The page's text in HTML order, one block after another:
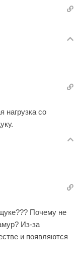
нагрузка со
Почему не
Из-за
и появляются